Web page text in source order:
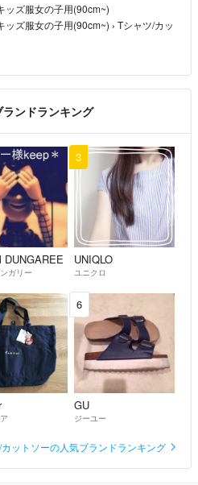
ッズ服女の子用(90cm~)
ッズ服女の子用(90cm~) › Tシャツ/カッ
ンドランキング
DUNGAREE
ガリー
3
UNIQLO
ユニクロ
6
GU
ジーユー
ットソーの人気ブランドランキング